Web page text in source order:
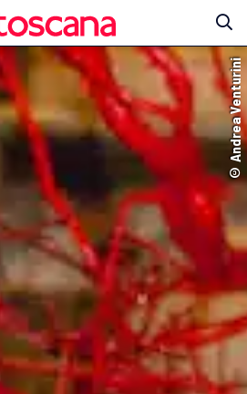
© Andrea Venturini